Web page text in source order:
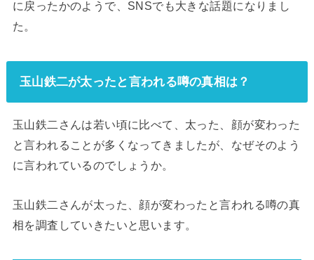
に戻ったかのようで、SNSでも大きな話題になりまし
た。
玉山鉄二が太ったと言われる噂の真相は？
玉山鉄二さんは若い頃に比べて、太った、顔が変わった
と言われることが多くなってきましたが、なぜそのよう
に言われているのでしょうか。
玉山鉄二さんが太った、顔が変わったと言われる噂の真
相を調査していきたいと思います。